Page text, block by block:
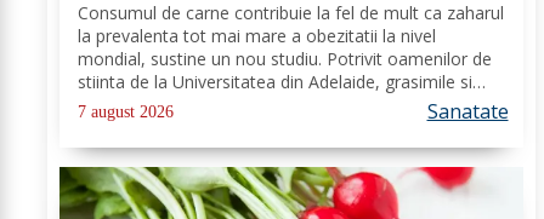
Consumul de carne contribuie la fel de mult ca zaharul
la prevalenta tot mai mare a obezitatii la nivel
mondial, sustine un nou studiu. Potrivit oamenilor de
stiinta de la Universitatea din Adelaide, grasimile si
carbohidratii ne pot oferi suficienta energie pentru a
satisface cererile...
7 august 2026 Sanatate